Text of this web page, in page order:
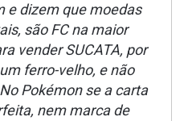
e dizem que moedas
são FC na maior
vender SUCATA, por
ferro-velho, e não
Pokémon se a carta
nem marca de